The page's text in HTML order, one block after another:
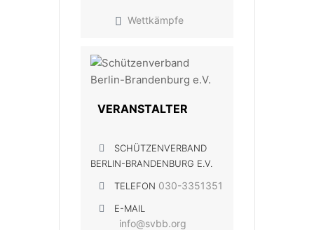
Wettkämpfe
VERANSTALTER
SCHÜTZENVERBAND
BERLIN-BRANDENBURG E.V.
TELEFON 030-3351351
E-MAIL
info@svbb.org